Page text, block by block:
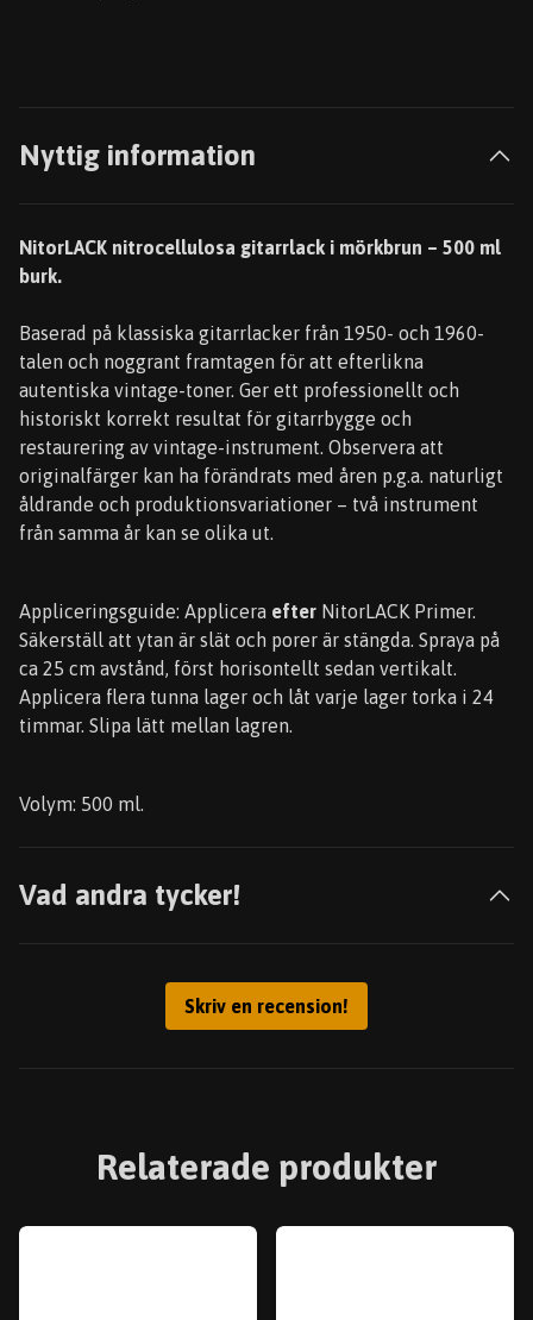
Nyttig information
NitorLACK nitrocellulosa gitarrlack i mörkbrun – 500 ml
burk.
Baserad på klassiska gitarrlacker från 1950- och 1960-
talen och noggrant framtagen för att efterlikna
autentiska vintage-toner. Ger ett professionellt och
historiskt korrekt resultat för gitarrbygge och
restaurering av vintage-instrument. Observera att
originalfärger kan ha förändrats med åren p.g.a. naturligt
åldrande och produktionsvariationer – två instrument
från samma år kan se olika ut.
Appliceringsguide: Applicera efter NitorLACK Primer.
Säkerställ att ytan är slät och porer är stängda. Spraya på
ca 25 cm avstånd, först horisontellt sedan vertikalt.
Applicera flera tunna lager och låt varje lager torka i 24
timmar. Slipa lätt mellan lagren.
Volym: 500 ml.
Vad andra tycker!
Skriv en recension!
Relaterade produkter